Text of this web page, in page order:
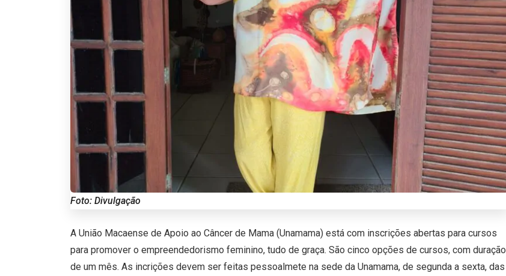
Foto: Divulgação
A União Macaense de Apoio ao Câncer de Mama (Unamama) está com inscrições abertas para cursos
para promover o empreendedorismo feminino, tudo de graça. São cinco opções de cursos, com duração
de um mês. As incrições devem ser feitas pessoalmete na sede da Unamama, de segunda a sexta, das